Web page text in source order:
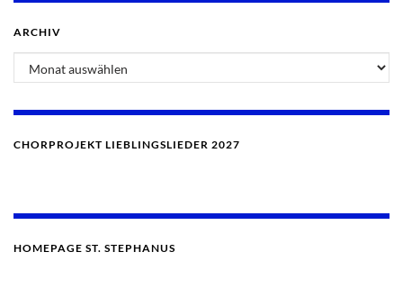
ARCHIV
CHORPROJEKT LIEBLINGSLIEDER 2027
HOMEPAGE ST. STEPHANUS